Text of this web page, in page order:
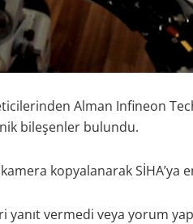
Alman Infineon
bileşenler bulundu.
kopyalanarak SİHA’ya
yanıt vermedi veya yorum